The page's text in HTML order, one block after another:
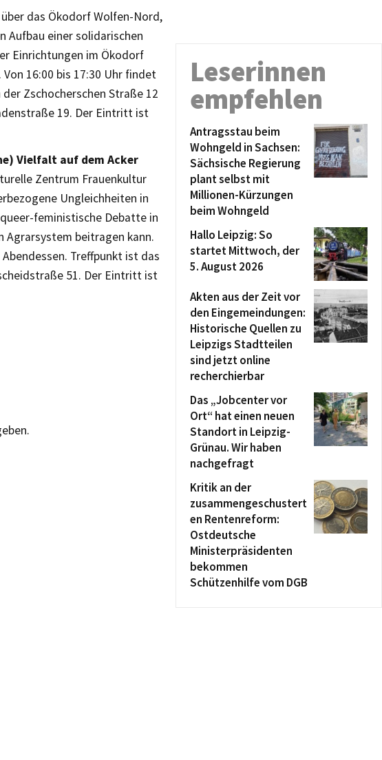
das Ökodorf Wolfen-Nord,
Aufbau einer solidarischen
Einrichtungen im Ökodorf
16:00 bis 17:30 Uhr findet
Zschocherschen Straße 12
19. Der Eintritt ist
Vielfalt auf dem Acker
Zentrum Frauenkultur
Ungleichheiten in
feministische Debatte in
Agrarsystem beitragen kann.
Treffpunkt ist das
51. Der Eintritt ist
Leserinnen
empfehlen
Antragsstau beim
Wohngeld in Sachsen:
Sächsische Regierung
plant selbst mit
Millionen-Kürzungen
beim Wohngeld
Hallo Leipzig: So
startet Mittwoch, der
5. August 2026
Akten aus der Zeit vor
den Eingemeindungen:
Historische Quellen zu
Leipzigs Stadtteilen
sind jetzt online
recherchierbar
Das „Jobcenter vor
Ort“ hat einen neuen
Standort in Leipzig-
Grünau. Wir haben
nachgefragt
Kritik an der
zusammengeschustert
en Rentenreform:
Ostdeutsche
Ministerpräsidenten
bekommen
Schützenhilfe vom DGB